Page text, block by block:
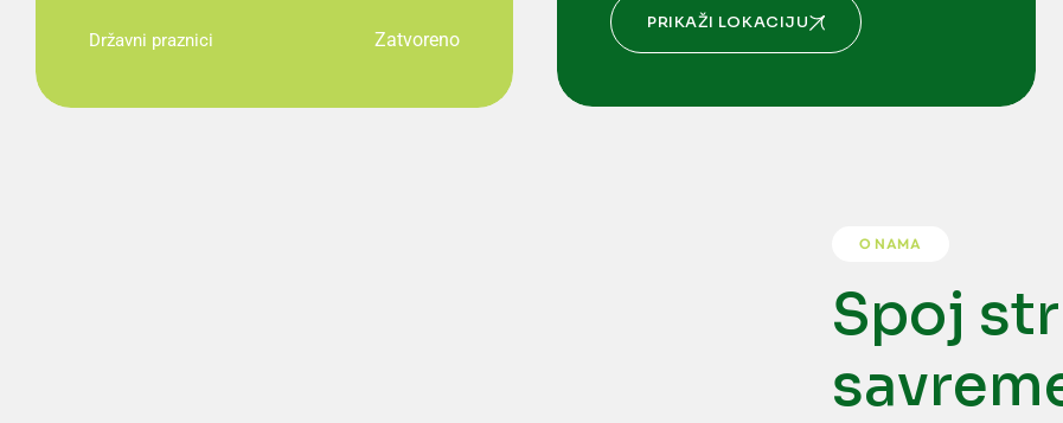
Državni praznici Zatvoreno
PRIKAŽI LOKACIJU
O NAMA
Spoj